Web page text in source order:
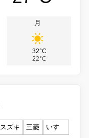
月
32°C
22°C
スズキ 三菱
いすゞ